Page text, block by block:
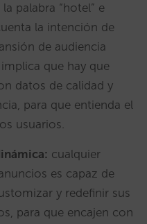
palabra “hotel” e
la intención de
de audiencia
que hay que
datos de calidad y
para que entienda el
usuarios.
cualquier
es capaz de
y redefinir sus
para que encajen con